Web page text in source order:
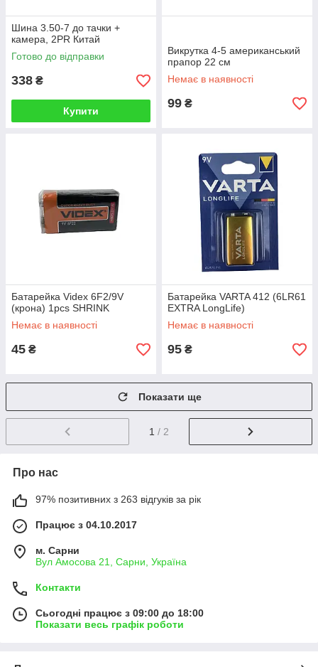
Шина 3.50-7 до тачки +
камера, 2PR Китай
Готово до відправки
338 ₴
Купити
Викрутка 4-5 американський
прапор 22 см
Немає в наявності
99 ₴
Батарейка Videx 6F2/9V
(крона) 1pcs SHRINK
Немає в наявності
45 ₴
Батарейка VARTA 412 (6LR61
EXTRA LongLife)
Немає в наявності
95 ₴
Показати ще
1 / 2
Про нас
97% позитивних з 263 відгуків за рік
Працює з 04.10.2017
м. Сарни
Вул Амосова 21, Сарни, Україна
Контакти
Сьогодні працює з 09:00 до 18:00
Показати весь графік роботи